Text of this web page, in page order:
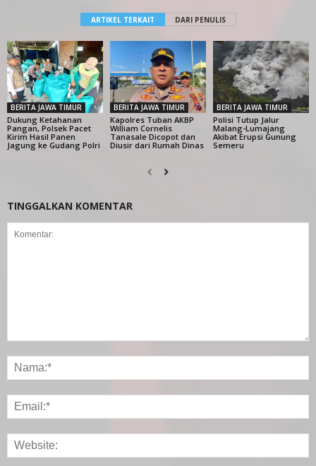
ARTIKEL TERKAIT DARI PENULIS
BERITA JAWA TIMUR
Dukung Ketahanan
Pangan, Polsek Pacet
Kirim Hasil Panen
Jagung ke Gudang Polri
BERITA JAWA TIMUR
Kapolres Tuban AKBP
William Cornelis
Tanasale Dicopot dan
Diusir dari Rumah Dinas
BERITA JAWA TIMUR
Polisi Tutup Jalur
Malang-Lumajang
Akibat Erupsi Gunung
Semeru
TINGGALKAN KOMENTAR